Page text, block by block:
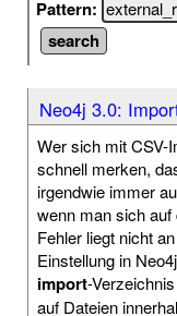
Pattern:
Neo4j 3.0:
Wer sich mit CSV-
schnell merken,
irgendwie immer
wenn man sich
Fehler liegt nicht
Einstellung in
import-
auf Dateien